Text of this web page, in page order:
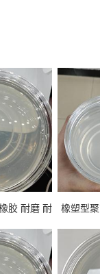
胶 耐磨 耐
橡塑型